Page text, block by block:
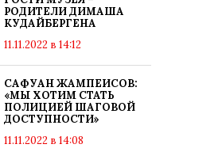
РОДИТЕЛИ ДИМАША
КУДАЙБЕРГЕНА
11.11.2022 в 14:12
САФУАН ЖАМПЕИСОВ:
«МЫ ХОТИМ СТАТЬ
ПОЛИЦИЕЙ ШАГОВОЙ
ДОСТУПНОСТИ»
11.11.2022 в 14:08